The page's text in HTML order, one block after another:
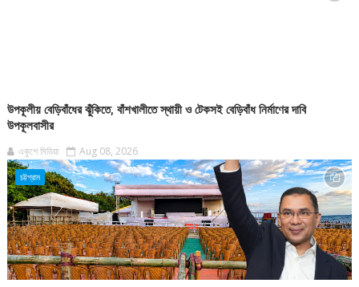
উপকূলীয় বেড়িবাঁধের ঝুঁকিতে, বাঁশখালীতে স্থায়ী ও টেকসই বেড়িবাঁধ নির্মাণের দাবি
উপকূলবাসীর
একুশে মিডিয়া Aug 08, 2026
চট্টগ্রাম